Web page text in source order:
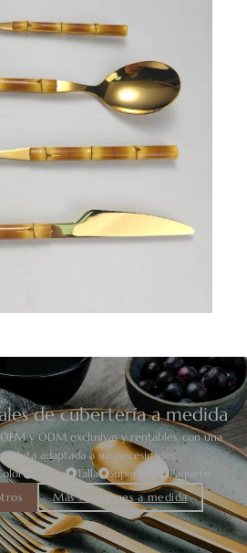
de cubertería a medida
y ODM exclusivas y rentables, con una
adaptada a sus necesidades.
Forma Talla Superficie
Paquete
Más soluciones a medida